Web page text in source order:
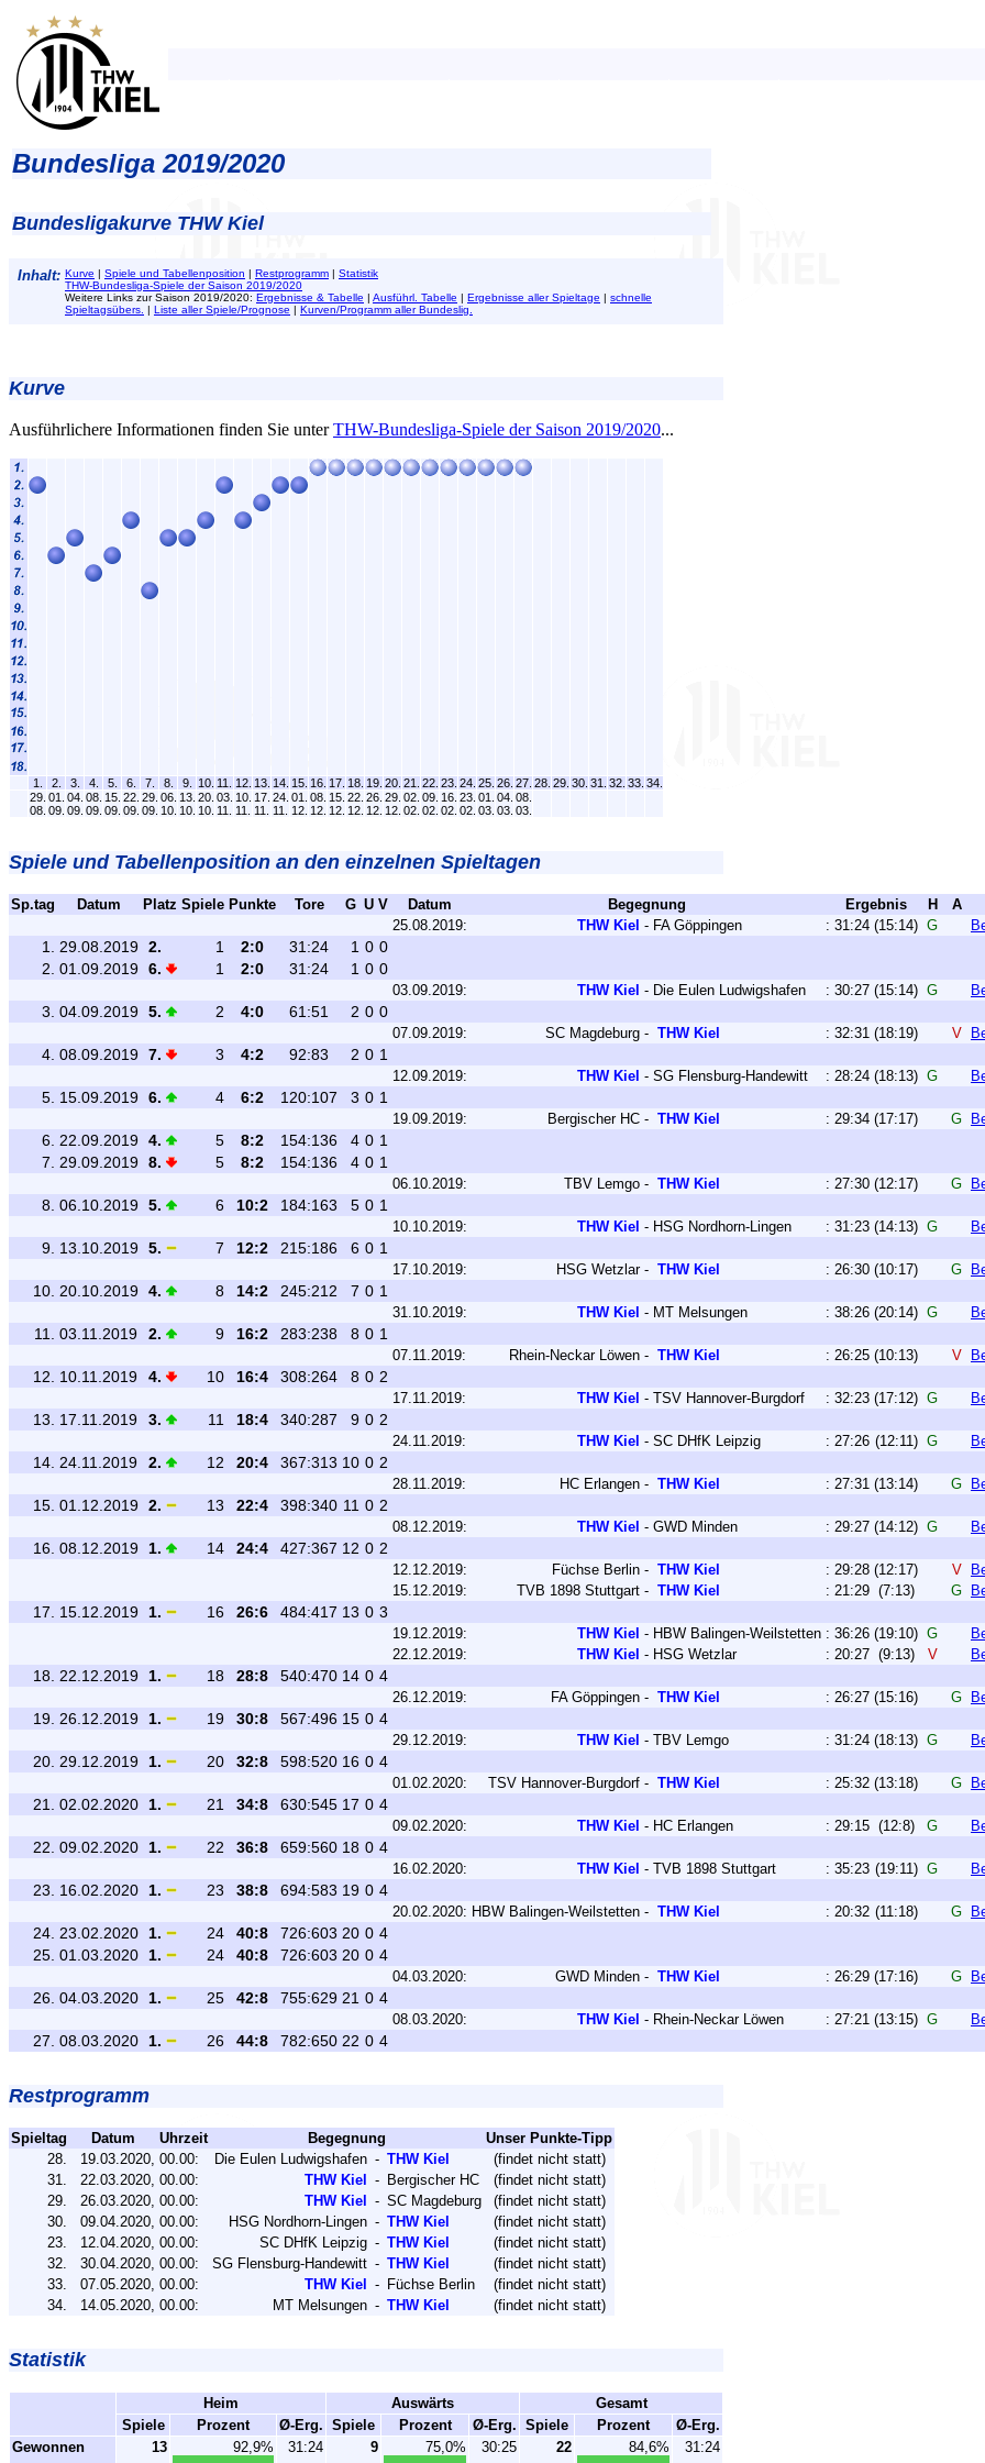
Bundesliga 2019/2020
Bundesligakurve THW Kiel
Inhalt: Kurve | Spiele und Tabellenposition | Restprogramm | Statistik
THW-Bundesliga-Spiele der Saison 2019/2020
Weitere Links zur Saison 2019/2020: Ergebnisse & Tabelle | Ausführl. Tabelle | Ergebnisse aller Spieltage | schnelle
Spieltagsübers. | Liste aller Spiele/Prognose | Kurven/Programm aller Bundeslig.
Kurve
Ausführlichere Informationen finden Sie unterTHW-Bundesliga-Spiele der Saison 2019/2020...
1. 2. 3. 4. 5. 6. 7. 8. 9. 10. 11. 12. 13. 14. 15. 16. 17. 18. 19. 20. 21. 22. 23. 24. 25. 26. 27. 28. 29. 30. 31. 32. 33. 34.
29.
08.
01.
09.
04.
09.
08.
09.
15.
09.
22.
09.
29.
09.
06.
10.
13.
10.
20.
10.
03.
11.
10.
11.
17.
11.
24.
11.
01.
12.
08.
12.
15.
12.
22.
12.
26.
12.
29.
12.
02.
02.
09.
02.
16.
02.
23.
02.
01.
03.
04.
03.
08.
03.
Spiele und Tabellenposition an den einzelnen Spieltagen
Sp.tag Datum Platz Spiele Punkte Tore G U V Datum Begegnung Ergebnis H
A
25.08.2019:
THW Kiel - FA Göppingen : 31:24 (15:14) G
1. 29.08.2019 2. 1 2:0 31:24 1 0 0
2. 01.09.2019 6. 1 2:0 31:24 1 0 0
03.09.2019: THW Kiel - Die Eulen Ludwigshafen : 30:27 (15:14) G
3. 04.09.2019 5. 2 4:0 61:51 2 0 0
07.09.2019: SC Magdeburg - THW Kiel : 32:31 (18:19) V
4. 08.09.2019 7. 3 4:2 92:83 2 0 1
12.09.2019: THW Kiel - SG Flensburg-Handewitt : 28:24 (18:13) G
5. 15.09.2019 6. 4 6:2 120:107 3 0 1
19.09.2019: Bergischer HC - THW Kiel : 29:34 (17:17) G
6. 22.09.2019 4. 5 8:2 154:136 4 0 1
7.
29.09.2019 8. 5 8:2 154:136 4 0 1
06.10.2019: TBV Lemgo - THW Kiel : 27:30 (12:17) G
8. 06.10.2019 5. 6 10:2 184:163 5 0 1
10.10.2019: THW Kiel - HSG Nordhorn-Lingen : 31:23 (14:13) G
9. 13.10.2019 5. 7 12:2 215:186 6 0 1
17.10.2019: HSG Wetzlar - THW Kiel : 26:30 (10:17) G
10. 20.10.2019 4. 8 14:2 245:212 7 0 1
31.10.2019: THW Kiel - MT Melsungen : 38:26 (20:14) G
11. 03.11.2019 2. 9 16:2 283:238 8 0 1
07.11.2019: Rhein-Neckar Löwen - THW Kiel : 26:25 (10:13) V
12. 10.11.2019 4. 10 16:4 308:264 8 0 2
17.11.2019: THW Kiel - TSV Hannover-Burgdorf : 32:23 (17:12) G
13. 17.11.2019 3. 11 18:4 340:287 9 0 2
24.11.2019: THW Kiel - SC DHfK Leipzig : 27:26 (12:11) G
14. 24.11.2019 2. 12 20:4 367:313 10 0 2
28.11.2019: HC Erlangen - THW Kiel : 27:31 (13:14) G
15. 01.12.2019 2. 13 22:4 398:340 11 0 2
08.12.2019: THW Kiel - GWD Minden : 29:27 (14:12) G
16. 08.12.2019 1. 14 24:4 427:367 12 0 2
12.12.2019: Füchse Berlin - THW Kiel : 29:28 (12:17) V
15.12.2019:
TVB 1898 Stuttgart - THW Kiel : 21:29 (7:13) G
17. 15.12.2019 1. 16 26:6 484:417 13 0 3
19.12.2019: THW Kiel - HBW Balingen-Weilstetten : 36:26 (19:10) G
22.12.2019:
THW Kiel - HSG Wetzlar : 20:27 (9:13) V
18. 22.12.2019 1. 18 28:8 540:470 14 0 4
26.12.2019: FA Göppingen - THW Kiel : 26:27 (15:16) G
19. 26.12.2019 1. 19 30:8 567:496 15 0 4
29.12.2019: THW Kiel - TBV Lemgo : 31:24 (18:13) G
20. 29.12.2019 1. 20 32:8 598:520 16 0 4
01.02.2020: TSV Hannover-Burgdorf - THW Kiel : 25:32 (13:18) G
21. 02.02.2020 1. 21 34:8 630:545 17 0 4
09.02.2020: THW Kiel - HC Erlangen : 29:15 (12:8) G
22. 09.02.2020 1. 22 36:8 659:560 18 0 4
16.02.2020: THW Kiel - TVB 1898 Stuttgart : 35:23 (19:11) G
23. 16.02.2020 1. 23 38:8 694:583 19 0 4
20.02.2020: HBW Balingen-Weilstetten - THW Kiel : 20:32 (11:18) G
24. 23.02.2020 1. 24 40:8 726:603 20 0 4
25. 01.03.2020 1. 24 40:8 726:603 20 0 4
04.03.2020: GWD Minden - THW Kiel : 26:29 (17:16) G
26. 04.03.2020 1. 25 42:8 755:629 21 0 4
08.03.2020: THW Kiel - Rhein-Neckar Löwen : 27:21 (13:15) G
27. 08.03.2020 1. 26 44:8 782:650 22 0 4
Restprogramm
Spieltag Datum Uhrzeit Begegnung
Unser Punkte-Tipp
28.
19.03.2020, 00.00: Die Eulen Ludwigshafen - THW Kiel
(findet nicht statt)
31.
22.03.2020, 00.00: THW Kiel - Bergischer HC
(findet nicht statt)
29.
26.03.2020, 00.00: THW Kiel - SC Magdeburg
(findet nicht statt)
30.
09.04.2020, 00.00: HSG Nordhorn-Lingen - THW Kiel
(findet nicht statt)
23.
12.04.2020, 00.00: SC DHfK Leipzig - THW Kiel
(findet nicht statt)
32.
30.04.2020, 00.00: SG Flensburg-Handewitt - THW Kiel
(findet nicht statt)
33.
07.05.2020, 00.00: THW Kiel - Füchse Berlin
(findet nicht statt)
34.
14.05.2020, 00.00: MT Melsungen - THW Kiel (findet nicht statt)
Statistik
Heim Auswärts
Gesamt
Spiele
Prozent Ø-Erg. Spiele Prozent Ø-Erg. Spiele Prozent
Ø-Erg.
Gewonnen
13 92,9% 31:24 9 75,0% 30:25 22 84,6% 31:24